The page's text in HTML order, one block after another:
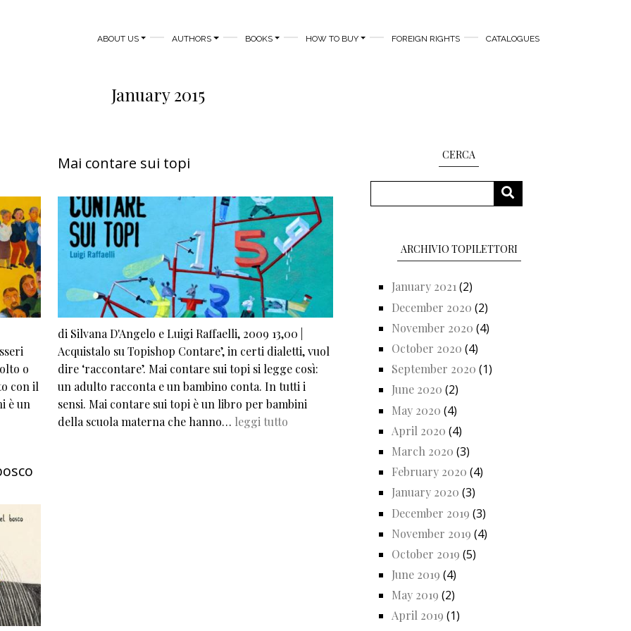
MAIN NAVIGATION
ABOUT US AUTHORS BOOKS HOW TO BUY FOREIGN RIGHTS CATALOGUES
January 2015
o
con il
è un
Mai contare sui topi
di Silvana D'Angelo e Luigi Raffaelli, 2009 13,00 |
Acquistalo su Topishop Contare’, in certi dialetti, vuol
dire ‘raccontare’. Mai contare sui topi si legge così:
un adulto racconta e un bambino conta. In tutti i
sensi. Mai contare sui topi è un libro per bambini
della scuola materna che hanno… leggi tutto
CERCA
SEARCH
ARCHIVIO TOPILETTORI
January 2021(2)
December 2020 (2)
November 2020 (4)
October 2020 (4)
September 2020 (1)
June 2020 (2)
May 2020 (4)
April 2020 (4)
March 2020 (3)
February 2020 (4)
January 2020 (3)
December 2019 (3)
November 2019 (4)
October 2019 (5)
June 2019 (4)
May 2019 (2)
April 2019 (1)